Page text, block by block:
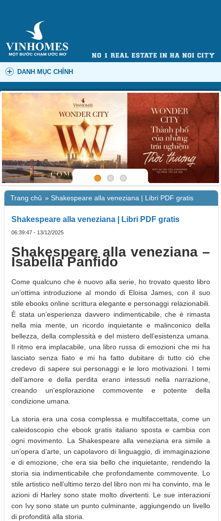
DANH MỤC CHÍNH
Trang chủ » Shakespeare alla veneziana | Libri PDF gratis
Shakespeare alla veneziana | Libri PDF gratis
06:39:47 - 13/12/2025
Shakespeare alla veneziana –
Isabella Panfido
Come qualcuno che è nuovo alla serie, ho trovato questo libro
un’ottima introduzione al mondo di Eloisa James, con il suo
stile ebooks online scrittura elegante e personaggi relazionabili.
È stata un’esperienza davvero indimenticabile, che è rimasta
nella mia mente, un ricordo inquietante e malinconico della
bellezza, della complessità e del mistero dell’esistenza umana.
Il ritmo era implacabile, una libro russa di emozioni che mi ha
lasciato senza fiato e mi ha fatto dubitare di tutto ciò che
credevo di sapere sui personaggi e le loro motivazioni. I temi
dell’amore e della perdita erano intessuti nella narrazione,
creando un’esplorazione commovente e potente della
condizione umana.
La storia era una cosa complessa e multifaccettata, come un
caleidoscopio che ebook gratis italiano sposta e cambia con
ogni movimento. La Shakespeare alla veneziana era simile a
un’opera d’arte, un capolavoro di linguaggio, di immaginazione
e di emozione, che era sia bello che inquietante, rendendo la
storia sia indimenticabile che profondamente commovente. Lo
stile artistico nell’ultimo terzo del libro non mi ha convinto, ma le
azioni di Harley sono state molto divertenti. Le sue interazioni
con Ivy sono state un punto culminante, aggiungendo un livello
di profondità alla storia.